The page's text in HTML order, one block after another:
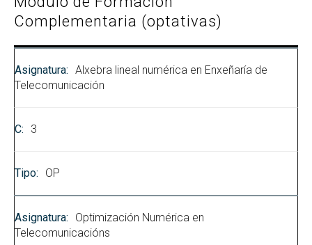
Complementaria (optativas)
Alxebra lineal numérica en Enxeñaría de
Telecomunicación
3
OP
Optimización Numérica en
Telecomunicacións